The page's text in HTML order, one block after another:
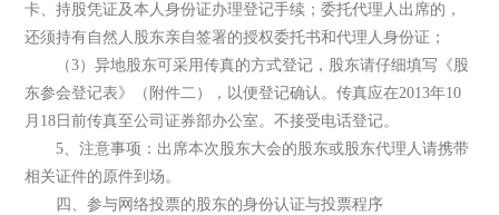
卡、持股凭证及本人身份证办理登记手续；委托代理人出席的，
还须持有自然人股东亲自签署的授权委托书和代理人身份证；
（3）异地股东可采用传真的方式登记，股东请仔细填写《股
东参会登记表》（附件二），以便登记确认。传真应在2013年10
月18日前传真至公司证券部办公室。不接受电话登记。
5、注意事项：出席本次股东大会的股东或股东代理人请携带
相关证件的原件到场。
四、参与网络投票的股东的身份认证与投票程序